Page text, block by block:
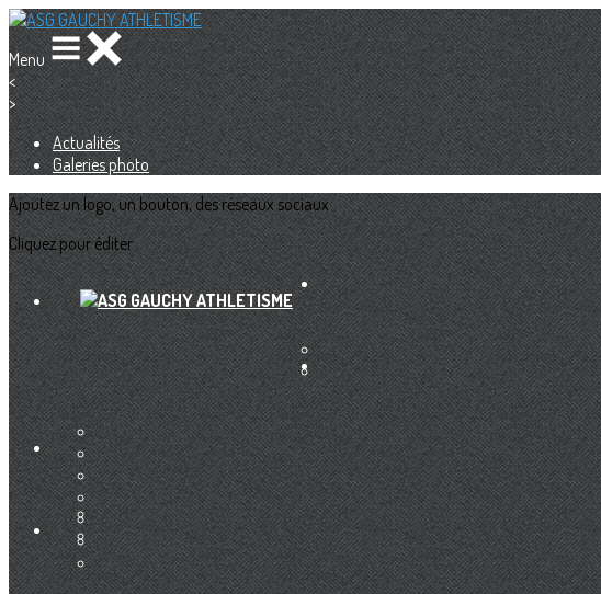
Menu
<
>
Actualités
Galeries photo
Ajoutez un logo, un bouton, des réseaux sociaux
Cliquez pour éditer